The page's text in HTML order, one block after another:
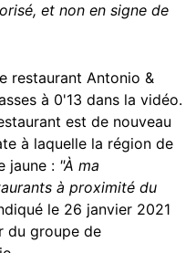
et non en signe de
restaurant Antonio &
à 0'13 dans la vidéo.
est de nouveau
à laquelle la région de
jaune : "À ma
à proximité du
le 26 janvier 2021
du groupe de